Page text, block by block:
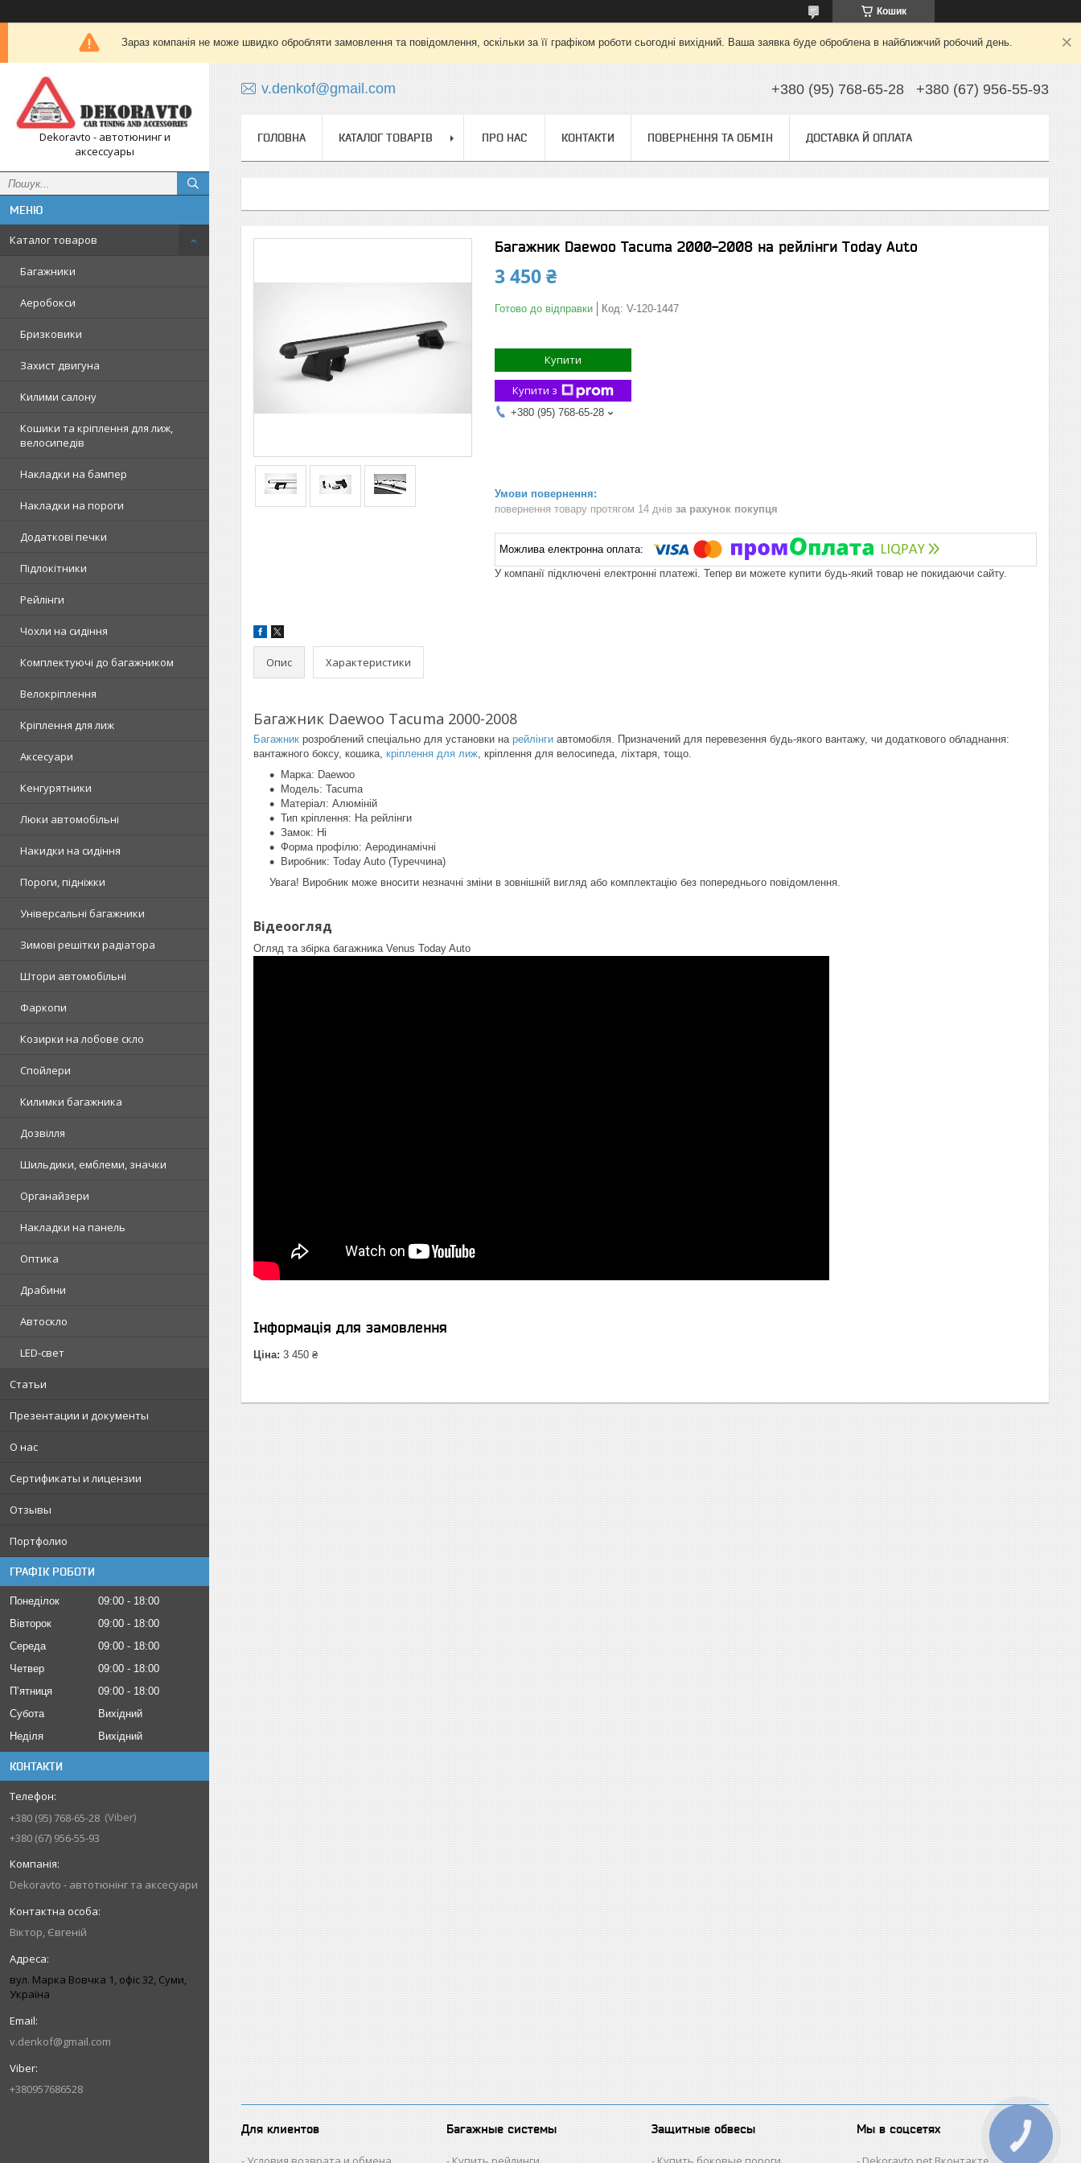
Кошик
Зараз компанія не може швидко обробляти замовлення та повідомлення, оскільки за її графіком роботи сьогодні вихідний. Ваша заявка буде оброблена в найближчий робочий день.
Dekoravto - автотюнинг и
аксессуары
Каталог товаров
Багажники
Аеробокси
Бризковики
Захист двигуна
Килими салону
Кошики та кріплення для лиж,
велосипедів
Накладки на бампер
Накладки на пороги
Додаткові печки
Підлокітники
Рейлінги
Чохли на сидіння
Комплектуючі до багажником
Велокріплення
Кріплення для лиж
Аксесуари
Кенгурятники
Люки автомобільні
Накидки на сидіння
Пороги, підніжки
Універсальні багажники
Зимові решітки радіатора
Штори автомобільні
Фаркопи
Козирки на лобове скло
Спойлери
Килимки багажника
Дозвілля
Шильдики, емблеми, значки
Органайзери
Накладки на панель
Оптика
Драбини
Автоскло
LED-свет
Статьи
Презентации и документы
О нас
Сертификаты и лицензии
Отзывы
Портфолио
ГРАФІК РОБОТИ
Понеділок 09:00
18:00
Вівторок
09:00
18:00
Середа
09:00
18:00
Четвер
09:00
18:00
Пʼятниця
09:00
18:00
Субота
Вихідний
Неділя
Вихідний
КОНТАКТИ
+380 (95) 768-65-28 Viber
+380 (67) 956-55-93
Dekoravto - автотюнінг та аксесуари
Віктор, Євгеній
вул. Марка Вовчка 1, офіс 32, Суми,
Україна
v.denkof@gmail.com
+380957686528
v.denkof@gmail.com +380 (95) 768-65-28 +380 (67) 956-55-93
ГОЛОВНА КАТАЛОГ ТОВАРІВ ПРО НАС КОНТАКТИ ПОВЕРНЕННЯ ТА ОБМІН ДОСТАВКА Й ОПЛАТА
Багажник Daewoo Tacuma 2000-2008 на рейлінги Today Auto
3 450 ₴
Готово до відправки Код: V-120-1447
Купити
Купити з
+380 (95) 768-65-28
повернення товару протягом 14 днів за рахунок покупця
У компанії підключені електронні платежі. Тепер ви можете купити будь-який товар не покидаючи сайту.
Опис Характеристики
Багажник Daewoo Tacuma 2000-2008
Багажник розроблений спеціально для установки на рейлінги автомобіля. Призначений для перевезення будь-якого вантажу, чи додаткового обладнання:
вантажного боксу, кошика, кріплення для лиж, кріплення для велосипеда, ліхтаря, тощо.
Марка: Daewoo
Модель: Tacuma
Матеріал: Алюміній
Тип кріплення: На рейлінги
Замок: Ні
Форма профілю: Аеродинамічні
Виробник: Today Auto (Туреччина)
Увага! Виробник може вносити незначні зміни в зовнішній вигляд або комплектацію без попереднього повідомлення.
Відеоогляд
Огляд та збірка багажника Venus Today Auto
Інформація для замовлення
Ціна: 3 450 ₴
Для клиентов Багажные системы Защитные обвесы Мы в соцсетях
КНОПКА
ЗВ'ЯЗКУ